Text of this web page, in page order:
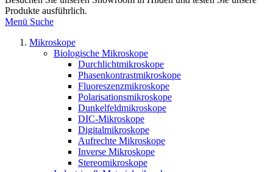
Produkte ausführlich.
Menü Suche
Mikroskope
Biologische Mikroskope
Durchlichtmikroskope
Phasenkontrastmikroskope
Fluoreszenzmikroskope
Polarisationsmikroskope
Dunkelfeldmikroskope
DIC-Mikroskope
Digitalmikroskope
Aufrechte Mikroskope
Inverse Mikroskope
Stereomikroskope